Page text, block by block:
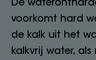
voorkomt hard
de kalk uit het
kalkvrij water,